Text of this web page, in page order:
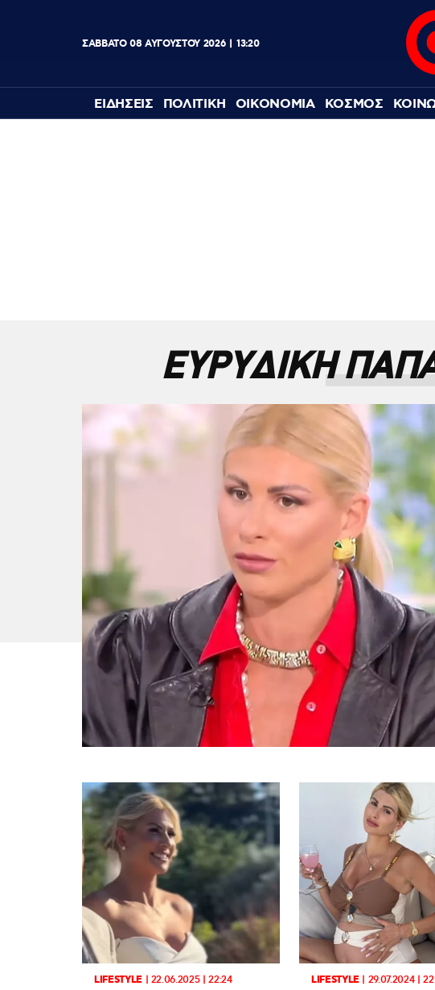
ΣΑΒΒΑΤΟ 08 ΑΥΓΟΥΣΤΟΥ 2026 13:20
ΕΙΔΗΣΕΙΣ ΠΟΛΙΤΙΚΗ ΟΙΚΟΝΟΜΙΑ ΚΟΣΜΟΣ
ΕΥΡΥΔΙΚΗ
LIFESTYLE| 22.06.2025 | 22:24 LIFESTYLE| 29.07.2024 |